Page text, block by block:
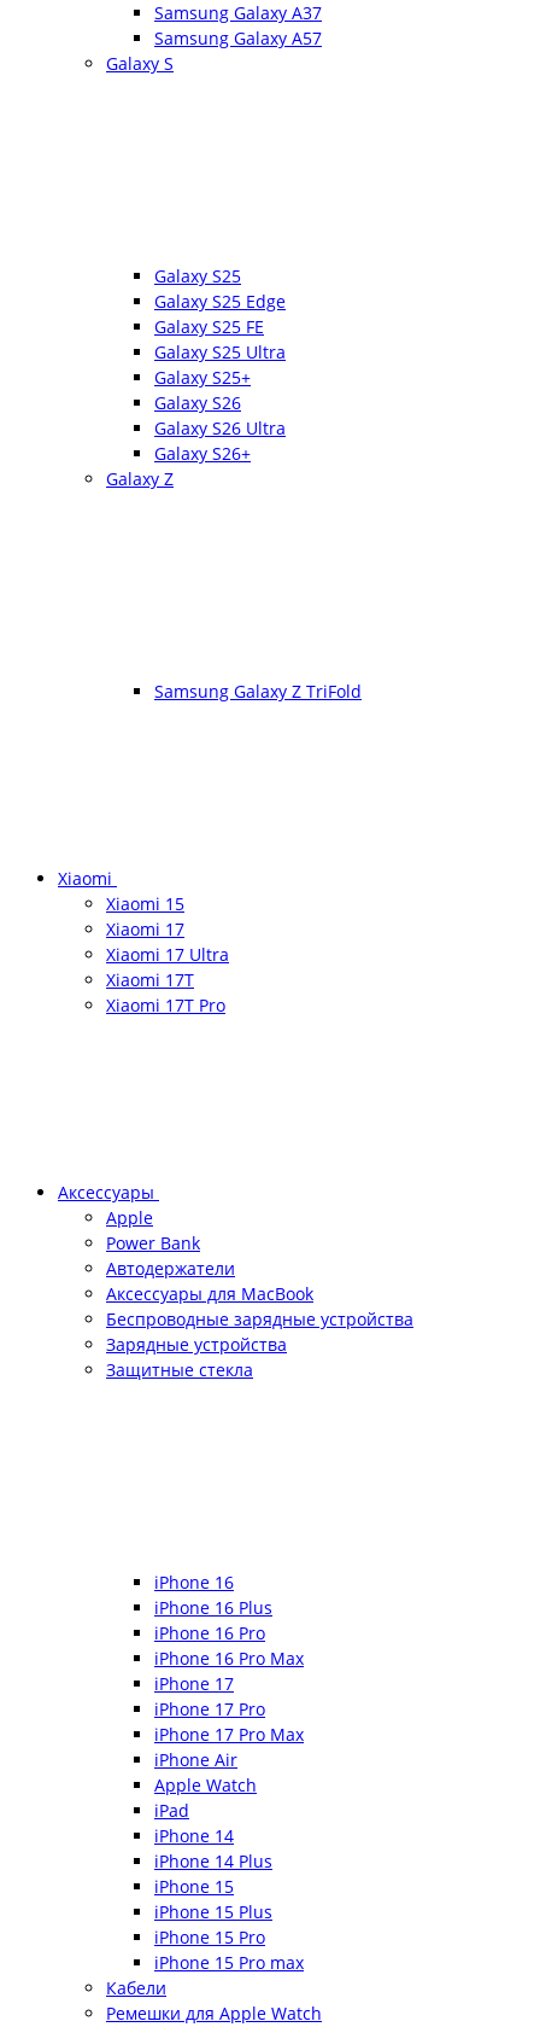
Samsung Galaxy A37
Samsung Galaxy A57
Galaxy S
Galaxy S25
Galaxy S25 Edge
Galaxy S25 FE
Galaxy S25 Ultra
Galaxy S25+
Galaxy S26
Galaxy S26 Ultra
Galaxy S26+
Galaxy Z
Samsung Galaxy Z TriFold
Xiaomi
Xiaomi 15
Xiaomi 17
Xiaomi 17 Ultra
Xiaomi 17T
Xiaomi 17T Pro
Аксессуары
Apple
Power Bank
Автодержатели
Аксессуары для MacBook
Беспроводные зарядные устройства
Зарядные устройства
Защитные стекла
iPhone 16
iPhone 16 Plus
iPhone 16 Pro
iPhone 16 Pro Max
iPhone 17
iPhone 17 Pro
iPhone 17 Pro Max
iPhone Air
Apple Watch
iPad
iPhone 14
iPhone 14 Plus
iPhone 15
iPhone 15 Plus
iPhone 15 Pro
iPhone 15 Pro max
Кабели
Ремешки для Apple Watch